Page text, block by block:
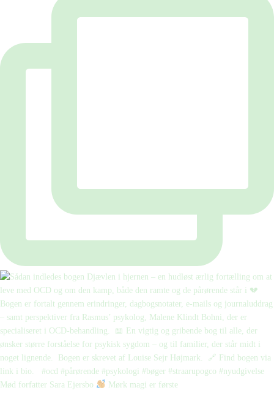
Mød forfatter Sara Ejersbo Mørk magi er første